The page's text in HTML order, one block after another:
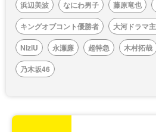
浜辺美波
なにわ男子 藤原竜也
キングオブコント優勝者
大河ドラマ
NiziU
永瀬廉 超特急 木村拓哉
乃木坂46